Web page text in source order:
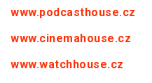
www.podcasthouse.cz
www.cinemahouse.cz
www.watchhouse.cz